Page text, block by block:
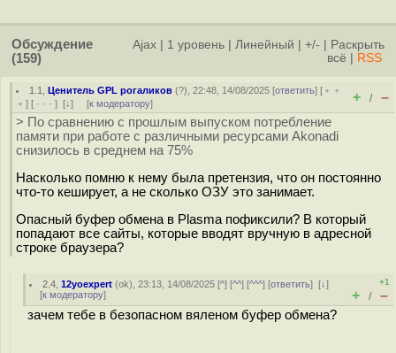
Обсуждение
(159)
Ajax 1 уровень Линейный +/-
Раскрыть
всё
RSS
1.1 ,Ценитель GPL рогаликов (?), 22:48, 14/08/2025 [ответить] [ ﹢﹢
﹢ ] [ · · · ] [↓] [к модератору] + / –
> По сравнению с прошлым выпуском потребление
памяти при работе с различными ресурсами Akonadi
снизилось в среднем на 75%
Насколько помню к нему была претензия, что он постоянно
что-то кеширует, а не сколько ОЗУ это занимает.
Опасный буфер обмена в Plasma пофиксили? В который
попадают все сайты, которые вводят вручную в адресной
строке браузера?
2.4 ,12yoexpert (ok), 23:13, 14/08/2025 [^] [^^] [^^^] [ответить][↓]
[к модератору]
+1
+ / –
зачем тебе в безопасном вяленом буфер обмена?